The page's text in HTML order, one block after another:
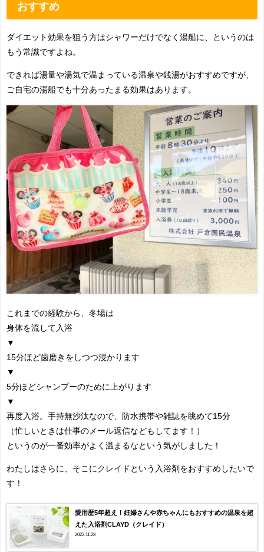
おすすめ
ダイエット効果を狙う方はシャワーだけでなく湯船に、というのは
もう常識ですよね。
できれば湯量や湯気で温まっている温泉や銭湯がおすすめですが、
ご自宅の湯船でも十分あったまる効果はあります。
これまでの経験から、冬場は
身体を流して入浴
▼
15分ほど歯磨きをしつつ浸かります
▼
5分ほどシャンプーのために上がります
▼
再度入浴。手持無沙汰なので、防水携帯や雑誌を眺めて15分
（忙しいときは仕事のメール返信などもしてます！）
というのが一番効率がよく温まるなという気がしました！
わたしはさらに、そこにクレイドという入浴剤をおすすめしたいで
す！
愛用歴5年超え！妊婦さんや赤ちゃんにもおすすめの温泉を超
えた入浴剤CLAYD（クレイド）
2022.11.28